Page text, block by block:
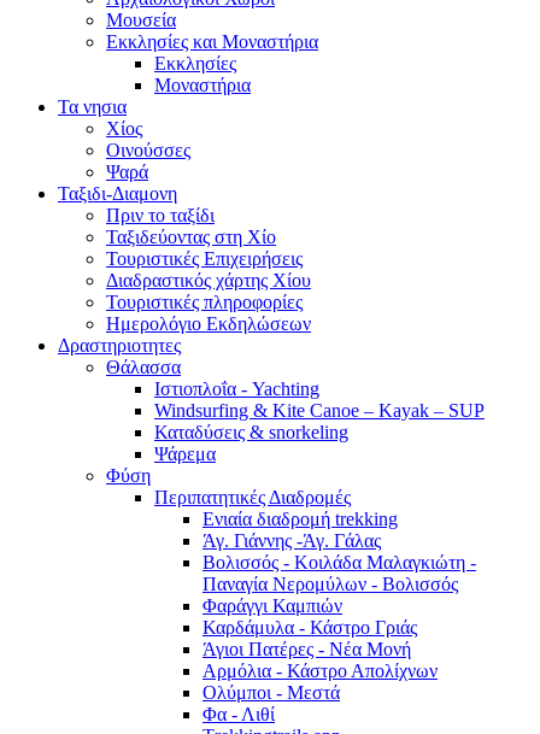
Μουσεία
Εκκλησίες και Μοναστήρια
Εκκλησίες
Μοναστήρια
Τα νησια
Χίος
Οινούσσες
Ψαρά
Ταξιδι-Διαμονη
Πριν το ταξίδι
Ταξιδεύοντας στη Χίο
Τουριστικές Επιχειρήσεις
Διαδραστικός χάρτης Χίου
Τουριστικές πληροφορίες
Ημερολόγιο Εκδηλώσεων
Δραστηριοτητες
Θάλασσα
Ιστιοπλοΐα - Yachting
Windsurfing & Kite Canoe – Kayak – SUP
Καταδύσεις & snorkeling
Ψάρεμα
Φύση
Περιπατητικές Διαδρομές
Ενιαία διαδρομή trekking
Άγ. Γιάννης -Άγ. Γάλας
Βολισσός - Κοιλάδα Μαλαγκιώτη -
Παναγία Νερομύλων - Βολισσός
Φαράγγι Καμπιών
Καρδάμυλα - Κάστρο Γριάς
Άγιοι Πατέρες - Νέα Μονή
Αρμόλια - Κάστρο Απολίχνων
Ολύμποι - Μεστά
Φα - Λιθί